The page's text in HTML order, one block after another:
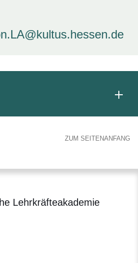
ZUM SEITENANFANG
Lehrkräfteakademie